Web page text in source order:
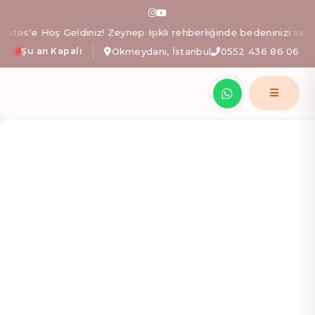
Zeo Pilates: İstanbul
Zeynep Işıklı yönetimindeki Zeo Pilates
Hoş Geldiniz! Zeynep Işıklı rehberliğinde bedeninizi ve
Şu an Kapalı Okmeydanı, İstanbul 0552 436 86 06